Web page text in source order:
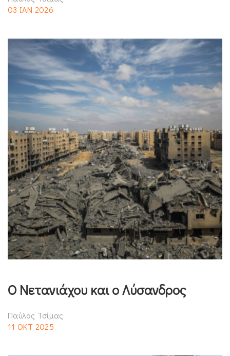
03 ΙΑΝ 2026
Ο Νετανιάχου και ο Λύσανδρος
Παύλος Τσίμας
11 ΟΚΤ 2025